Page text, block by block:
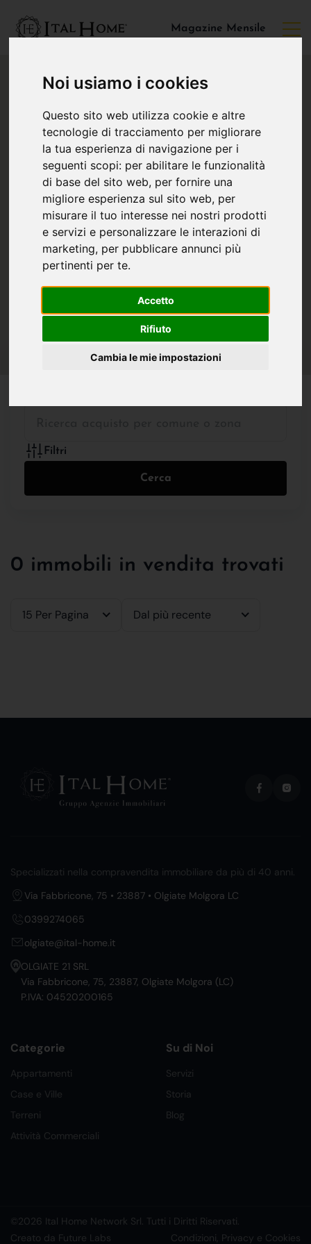
Noi usiamo i cookies
Questo sito web utilizza cookie e altre
tecnologie di tracciamento per migliorare
la tua esperienza di navigazione per i
seguenti scopi: per abilitare le funzionalità
di base del sito web, per fornire una
migliore esperienza sul sito web, per
misurare il tuo interesse nei nostri prodotti
e servizi e personalizzare le interazioni di
marketing, per pubblicare annunci più
pertinenti per te.
Accetto
Rifiuto
Cambia le mie impostazioni
Magazine Mensile
Filtri
Cerca
0 immobili in vendita trovati
15 Per Pagina Dal più recente
Specializzati nella compravendita immobiliare da più di 40 anni.
Via Fabbricone, 75 • 23887 • Olgiate Molgora LC
0399274065
olgiate@ital-home.it
OLGIATE 21 SRL
Via Fabbricone, 75, 23887, Olgiate Molgora (LC)
P.IVA: 04520200165
Categorie
Appartamenti
Case e Ville
Terreni
Attività Commerciali
Su di Noi
Servizi
Storia
Blog
©2026 Ital Home Network Srl. Tutti i Diritti Riservati.
Creato da Future Labs
Condizioni, Privacy e Cookies